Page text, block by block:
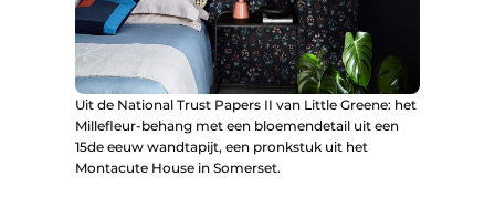
Uit de National Trust Papers II van Little Greene: het
Millefleur-behang met een bloemendetail uit een
15de eeuw wandtapijt, een pronkstuk uit het
Montacute House in Somerset.